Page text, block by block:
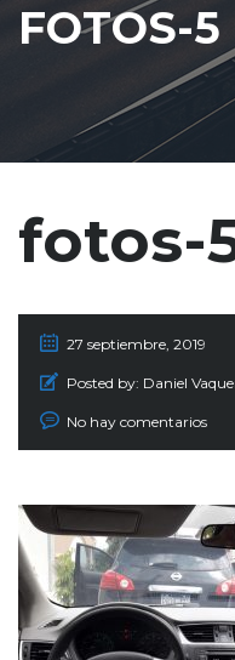
FOTOS-5
fotos-
27 septiembre, 2019
Posted by: Daniel
No hay comentarios